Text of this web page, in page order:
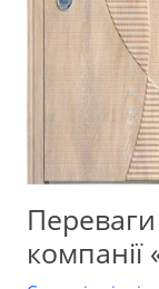
компанії